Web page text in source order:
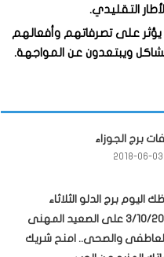
التقليدي.
يؤثر على تصرفاتهم وأفعالهم
ويبتعدون عن المواجهة.
برج الجوزاء
2018-06-03
اليوم برج الدلو الثلاثاء
3/10/2017 على الصعيد المهنى
والصحى.. امنح شريك